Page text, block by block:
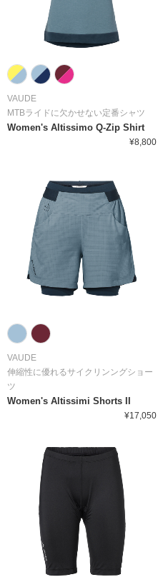
VAUDE
MTBライドに欠かせない定番シャツ
Women's Altissimo Q-Zip Shirt
¥8,800
VAUDE
伸縮性に優れるサイクリンングショー
ツ
Women's Altissimi Shorts II
¥17,050